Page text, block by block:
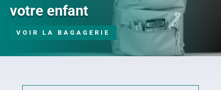
votre enfant
VOIR LA BAGAGERIE